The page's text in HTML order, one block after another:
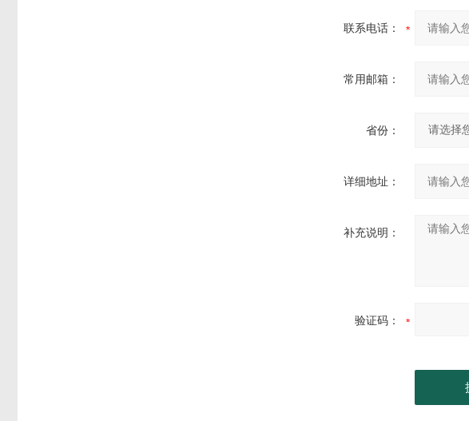
联系电话：
常用邮箱：
省份：
详细地址：
补充说明：
验证码：